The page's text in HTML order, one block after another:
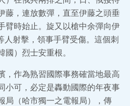
藤，連放數彈，直至伊藤之頭垂
臂時始止。旋又以槍中余彈向伊
人射擊，領事手臂受傷。這個刺
）烈士安重根。
，作為熟習國際事務確當地最高
小可，必定是轟動國際的年夜事
局（哈市獨一之電報局），傳